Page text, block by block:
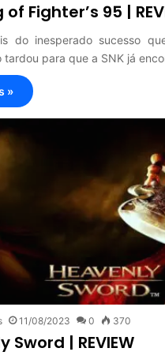
Fighter’s 95 |
do inesperado sucesso
tardou para que a SNK já
»
11/08/2023 0 370
Sword | REVIEW